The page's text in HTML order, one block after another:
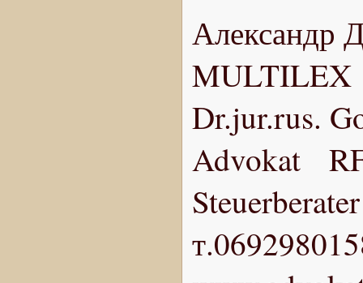
Александр
MULTILEX
Dr.jur.rus.
Advokat